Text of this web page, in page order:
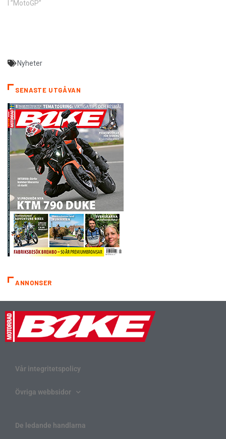
I ”MotoGP”
Nyheter
SENASTE UTGÅVAN
ANNONSER
Vår integritetspolicy
Övriga webbsidor
De ledande handlarna